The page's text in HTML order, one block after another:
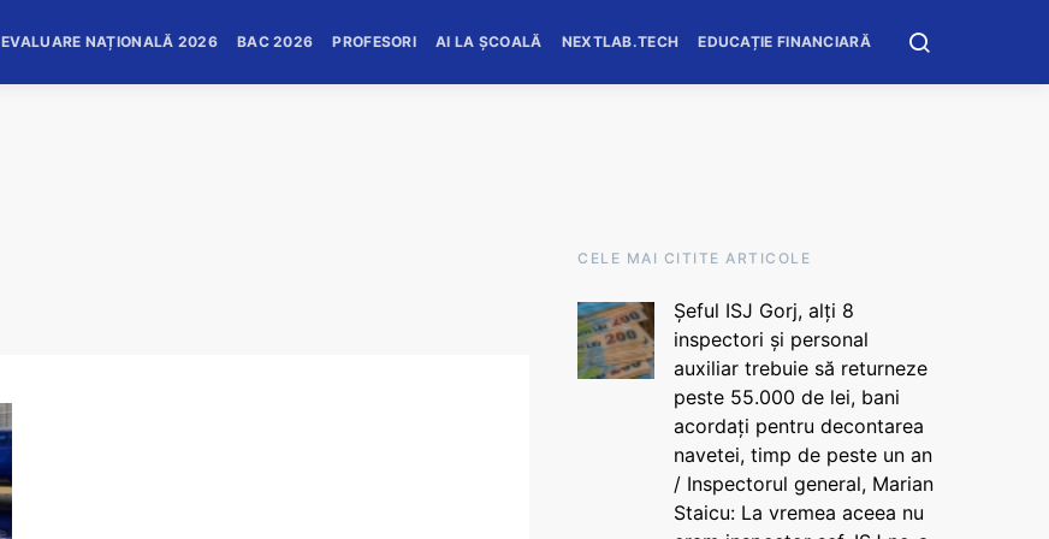
EVALUARE NAȚIONALĂ 2026 BAC 2026 PROFESORI AI LA ȘCOALĂ NEXTLAB.TECH EDUCAȚIE FINANCIARĂ
CELE MAI CITITE ARTICOLE
Șeful ISJ Gorj, alți 8
inspectori și personal
auxiliar trebuie să returneze
peste 55.000 de lei, bani
acordați pentru decontarea
navetei, timp de peste un an
/ Inspectorul general, Marian
Staicu: La vremea aceea nu